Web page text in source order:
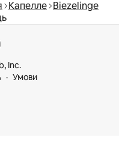
Капелле Biezelinge
Inc.
Умови